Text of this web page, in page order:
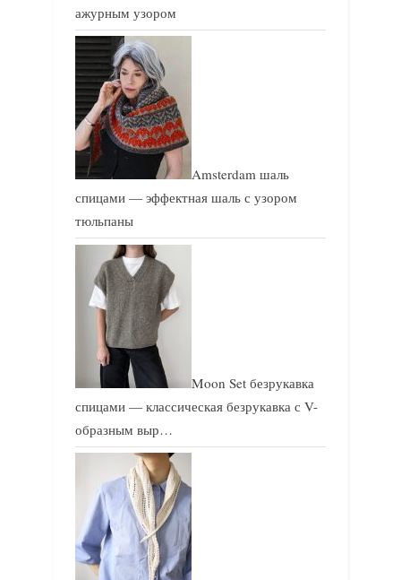
ажурным узором
Amsterdam шаль
спицами — эффектная шаль с узором
тюльпаны
Moon Set безрукавка
спицами — классическая безрукавка с V-
образным выр…